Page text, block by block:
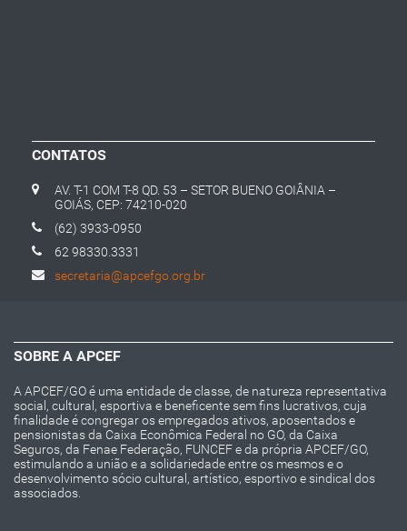
CONTATOS
AV. T-1 COM T-8 QD. 53 – SETOR BUENO GOIÂNIA –
GOIÁS, CEP: 74210-020
(62) 3933-0950
62 98330.3331
secretaria@apcefgo.org.br
SOBRE A APCEF
A APCEF/GO é uma entidade de classe, de natureza representativa
social, cultural, esportiva e beneficente sem fins lucrativos, cuja
finalidade é congregar os empregados ativos, aposentados e
pensionistas da Caixa Econômica Federal no GO, da Caixa
Seguros, da Fenae Federação, FUNCEF e da própria APCEF/GO,
estimulando a união e a solidariedade entre os mesmos e o
desenvolvimento sócio cultural, artístico, esportivo e sindical dos
associados.